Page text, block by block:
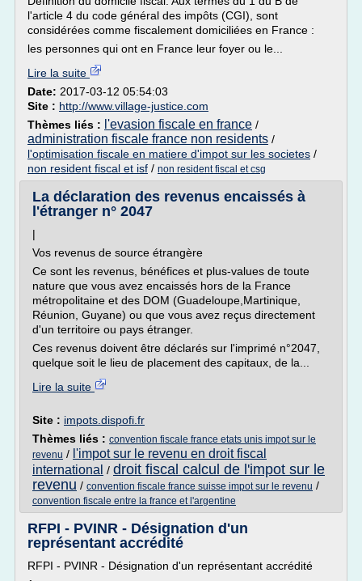
l'article 4 du code général des impôts (CGI), sont
considérées comme fiscalement domiciliées en France :
les personnes qui ont en France leur foyer ou le...
Lire la suite
Date: 2017-03-12 05:54:03
Site : http://www.village-justice.com
Thèmes liés : l'evasion fiscale en france /
administration fiscale france non residents /
l'optimisation fiscale en matiere d'impot sur les societes /
non resident fiscal et isf / non resident fiscal et csg
La déclaration des revenus encaissés à
l'étranger n° 2047
|
Vos revenus de source étrangère
Ce sont les revenus, bénéfices et plus-values de toute
nature que vous avez encaissés hors de la France
métropolitaine et des DOM (Guadeloupe,Martinique,
Réunion, Guyane) ou que vous avez reçus directement
d'un territoire ou pays étranger.
Ces revenus doivent être déclarés sur l'imprimé n°2047,
quelque soit le lieu de placement des capitaux, de la...
Lire la suite
Site : impots.dispofi.fr
Thèmes liés : convention fiscale france etats unis impot sur le
revenu / l'impot sur le revenu en droit fiscal
international / droit fiscal calcul de l'impot sur le
revenu / convention fiscale france suisse impot sur le revenu /
convention fiscale entre la france et l'argentine
RFPI - PVINR - Désignation d'un
représentant accrédité
RFPI - PVINR - Désignation d'un représentant accrédité